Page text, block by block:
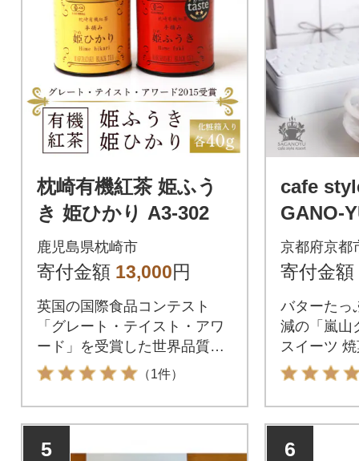
枕崎有機紅茶 姫ふう
き 姫ひかり A3-302
鹿児島県枕崎市
寄付金額 13,000円
英国の国際食品コンテスト
「グレート・テイスト・アワ
ード」を受賞した世界品質の
国産紅茶です。
（1件）
cafe
GANO-
ー&紅茶
イーツ
京都府京都
寄付金額
バターたっ
減の「嵐山
スイーツ
人気 おす
菓子 洋菓
5 6